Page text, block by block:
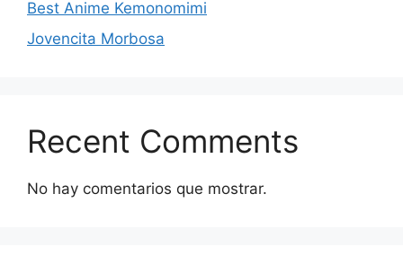
Best Anime Kemonomimi
Jovencita Morbosa
Recent Comments
No hay comentarios que mostrar.